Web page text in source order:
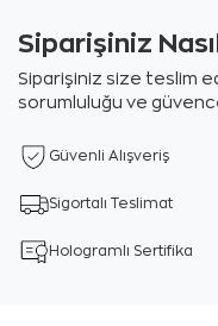
Siparişiniz
Siparişiniz size teslim
sorumluluğu ve
Güvenli Alışveriş
Sigortalı Teslimat
Hologramlı Sertifika